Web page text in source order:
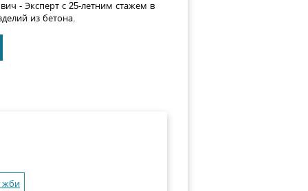
- Эксперт с 25-летним стажем в
из бетона.
жби